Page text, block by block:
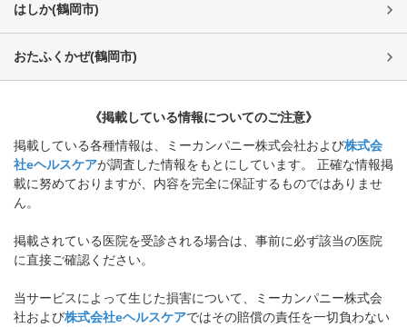
はしか(鶴岡市)
おたふくかぜ(鶴岡市)
《掲載している情報についてのご注意》
掲載している各種情報は、ミーカンパニー株式会社および株式会
社eヘルスケアが調査した情報をもとにしています。 正確な情報掲
載に努めておりますが、内容を完全に保証するものではありませ
ん。
掲載されている医院を受診される場合は、事前に必ず該当の医院
に直接ご確認ください。
当サービスによって生じた損害について、ミーカンパニー株式会
社および株式会社eヘルスケアではその賠償の責任を一切負わない